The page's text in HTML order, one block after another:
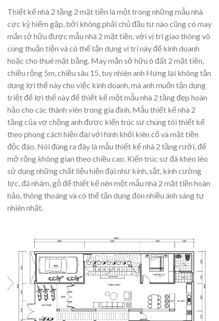
Thiết kế nhà 2 tầng 2 mặt tiền là một trong những mẫu nhà
cực kỳ hiếm gặp, bởi không phải chủ đầu tư nào cũng có may
mắn sở hữu được mẫu nhà 2 mặt tiền, với vị trí giao thông vô
cùng thuận tiện và có thể tận dụng vị trí này để kinh doanh
hoặc cho thuê mặt bằng. May mắn sở hữu ô đất 2 mặt tiền,
chiều rộng 5m, chiều sâu 15, tuy nhiên anh Hưng lại không tận
dụng lợi thế này cho việc kinh doanh, mà anh muốn tận dụng
triệt để lợi thế này để thiết kế một mẫu nhà 2 tầng đẹp hoàn
hảo cho các thành viên trong gia đình. Mẫu thiết kế nhà 2
tầng của vợ chồng anh được kiến trúc sư chúng tôi thiết kế
theo phong cách hiện đại với hình khối kiên cố và mặt tiền
độc đáo. Nói đúng ra đây là mẫu thiết kế nhà 2 tầng rưỡi, để
mở rộng không gian theo chiều cao. Kiến trúc sư đã khéo léo
sử dụng những chất liệu hiện đại như kính, sắt, kính cường
lực, đá nhám, gỗ để thiết kế nên một mẫu nhà 2 mặt tiền hoàn
hảo, thông thoáng và có thể tận dụng đón nhiều ánh sáng tự
nhiên nhất.